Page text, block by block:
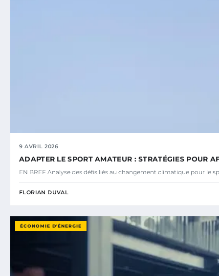
9 AVRIL 2026
ADAPTER LE SPORT AMATEUR : STRATÉGIES POUR
EN BREF Analyse des défis liés au changement climatique pour le
FLORIAN DUVAL
ÉCONOMIE D'ÉNERGIE